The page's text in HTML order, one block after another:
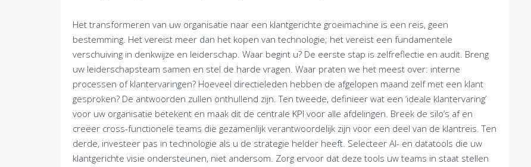
Het transformeren van uw organisatie naar een klantgerichte groeimachine is een reis, geen
bestemming. Het vereist meer dan het kopen van technologie; het vereist een fundamentele
verschuiving in denkwijze en leiderschap. Waar begint u? De eerste stap is zelfreflectie en audit. Breng
uw leiderschapsteam samen en stel de harde vragen. Waar praten we het meest over: interne
processen of klantervaringen? Hoeveel directieleden hebben de afgelopen maand zelf met een klant
gesproken? De antwoorden zullen onthullend zijn. Ten tweede, definieer wat een ‘ideale klantervaring’
voor uw organisatie betekent en maak dit de centrale KPI voor alle afdelingen. Breek de silo’s af en
creëer cross-functionele teams die gezamenlijk verantwoordelijk zijn voor een deel van de klantreis. Ten
derde, investeer pas in technologie als u de strategie helder heeft. Selecteer AI- en datatools die uw
klantgerichte visie ondersteunen, niet andersom. Zorg ervoor dat deze tools uw teams in staat stellen